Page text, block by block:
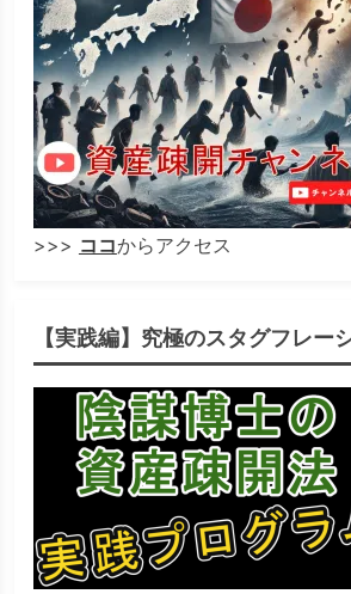
>>> ココからアクセス
【実践編】究極のスタグフレー